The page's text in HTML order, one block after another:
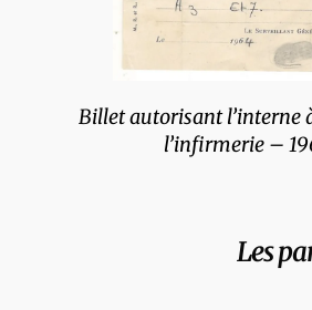
Billet autorisant l’interne
l’infirmerie –
Les